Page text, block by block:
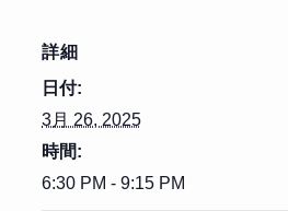
詳細
日付:
3月 26, 2025
時間:
6:30 PM - 9:15 PM